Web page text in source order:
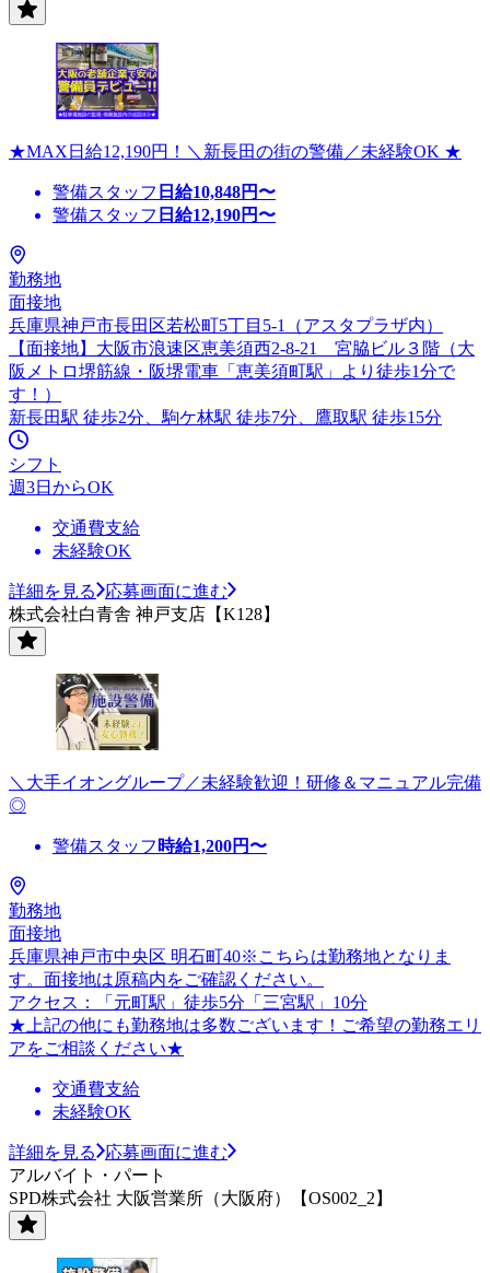
★MAX日給12,190円！＼新長田の街の警備／未経験OK ★
警備スタッフ 日給10,848円〜
警備スタッフ 日給12,190円〜
勤務地
面接地
兵庫県神戸市長田区若松町5丁目5-1（アスタプラザ内）
【面接地】大阪市浪速区恵美須西2-8-21 宮脇ビル３階（大
阪メトロ堺筋線・阪堺電車「恵美須町駅」より徒歩1分で
す！）
新長田駅 徒歩2分、駒ケ林駅 徒歩7分、鷹取駅 徒歩15分
シフト
週3日からOK
交通費支給
未経験OK
詳細を見る
応募画面に進む
株式会社白青舎 神戸支店【K128】
＼大手イオングループ／未経験歓迎！研修＆マニュアル完備
◎
警備スタッフ 時給1,200円〜
勤務地
面接地
兵庫県神戸市中央区 明石町40※こちらは勤務地となりま
す。面接地は原稿内をご確認ください。
アクセス：「元町駅」徒歩5分「三宮駅」10分
★上記の他にも勤務地は多数ございます！ご希望の勤務エリ
アをご相談ください★
交通費支給
未経験OK
詳細を見る
応募画面に進む
アルバイト・パート
SPD株式会社 大阪営業所（大阪府）【OS002_2】